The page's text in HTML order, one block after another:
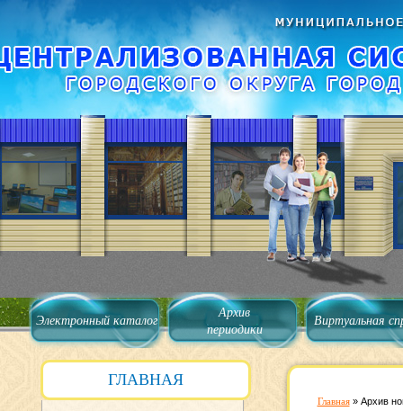
Электронный каталог
Архив
периодики
Виртуальная
ГЛАВНАЯ
Главная» Архив